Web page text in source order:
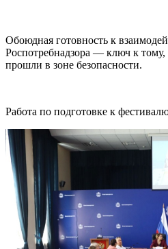
Обоюдная готовность к
Роспотребнадзора — ключ к тому,
прошли в зоне безопасности.
Работа по подготовке к